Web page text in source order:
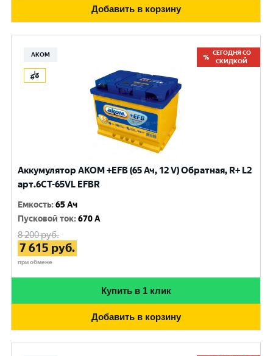
Добавить в корзину
АКОМ
СЕГОДНЯ СО
СКИДКОЙ
Аккумулятор AKOM +EFB (65 Ач, 12 V) Обратная, R+ L2
арт.6CT-65VL EFBR
Емкость:65 Ач
Пусковой ток:670 A
8 200руб.
7 615 руб.
при обмене
Купить в 1 клик
Добавить в корзину